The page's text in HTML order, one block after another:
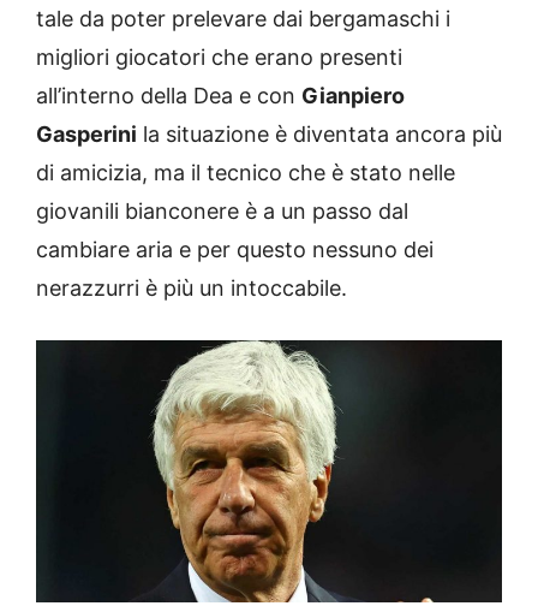
tale da poter prelevare dai bergamaschi i
migliori giocatori che erano presenti
all’interno della Dea e con Gianpiero
Gasperini la situazione è diventata ancora più
di amicizia, ma il tecnico che è stato nelle
giovanili bianconere è a un passo dal
cambiare aria e per questo nessuno dei
nerazzurri è più un intoccabile.